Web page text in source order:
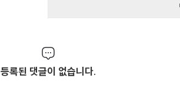
등록된 댓글이 없습니다.